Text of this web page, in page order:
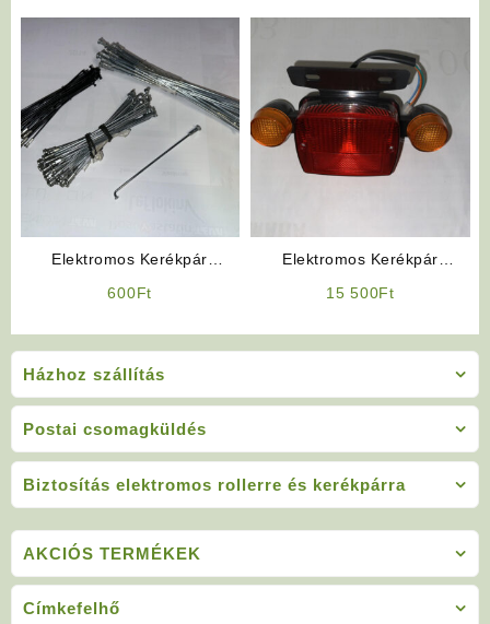
Házhoz szállítás
Postai csomagküldés
Biztosítás elektromos rollerre és kerékpárra
Elektromos Kerékpár
600Ft
Elektromos Kerékpár
15 500Ft
AKCIÓS TERMÉKEK
Címkefelhő